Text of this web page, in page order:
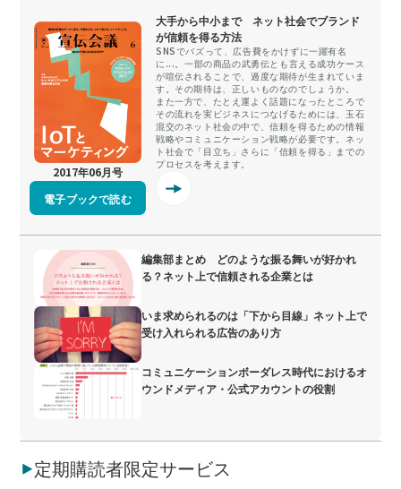
2017年06月号
電子ブックで読む
大手から中小まで ネット社会でブランド
が信頼を得る方法
SNSでバズって、広告費をかけずに一躍有名
に...。一部の商品の武勇伝とも言える成功ケース
が喧伝されることで、過度な期待が生まれていま
す。その期待は、正しいものなのでしょうか。
また一方で、たとえ運よく話題になったところで
その流れを実ビジネスにつなげるためには、玉石
混交のネット社会の中で、信頼を得るための情報
戦略やコミュニケーション戦略が必要です。ネッ
ト社会で「目立ち」さらに「信頼を得る」までの
プロセスを考えます。
編集部まとめ どのような振る舞いが好かれ
る？ネット上で信頼される企業とは
いま求められるのは「下から目線」ネット上で
受け入れられる広告のあり方
コミュニケーションボーダレス時代におけるオ
ウンドメディア・公式アカウントの役割
定期購読者限定サービス